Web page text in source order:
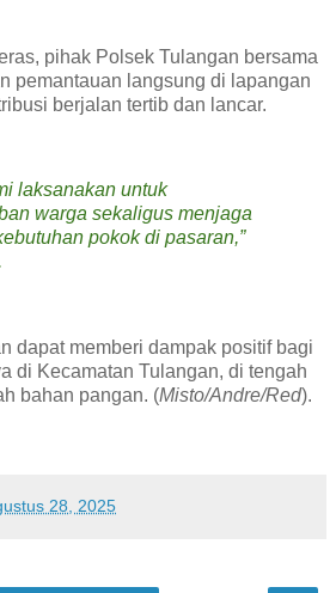
pihak Polsek Tulangan bersama
pemantauan langsung di lapangan
berjalan tertib dan lancar.
laksanakan untuk
warga sekaligus menjaga
pokok di pasaran,”
dapat memberi dampak positif bagi
di Kecamatan Tulangan, di tengah
bahan pangan. (Misto/Andre/Red).
28, 2025